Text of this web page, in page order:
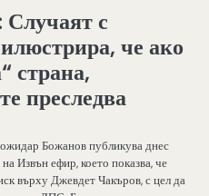
с
че ако
страна,
преследва
Божанов публикува днес
Извън ефир, което показва, че
върху Джевдет Чакъров, с цел да